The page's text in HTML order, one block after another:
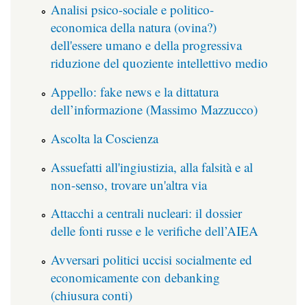
Analisi psico-sociale e politico-
economica della natura (ovina?)
dell'essere umano e della progressiva
riduzione del quoziente intellettivo medio
Appello: fake news e la dittatura
dell’informazione (Massimo Mazzucco)
Ascolta la Coscienza
Assuefatti all'ingiustizia, alla falsità e al
non-senso, trovare un'altra via
Attacchi a centrali nucleari: il dossier
delle fonti russe e le verifiche dell’AIEA
Avversari politici uccisi socialmente ed
economicamente con debanking
(chiusura conti)